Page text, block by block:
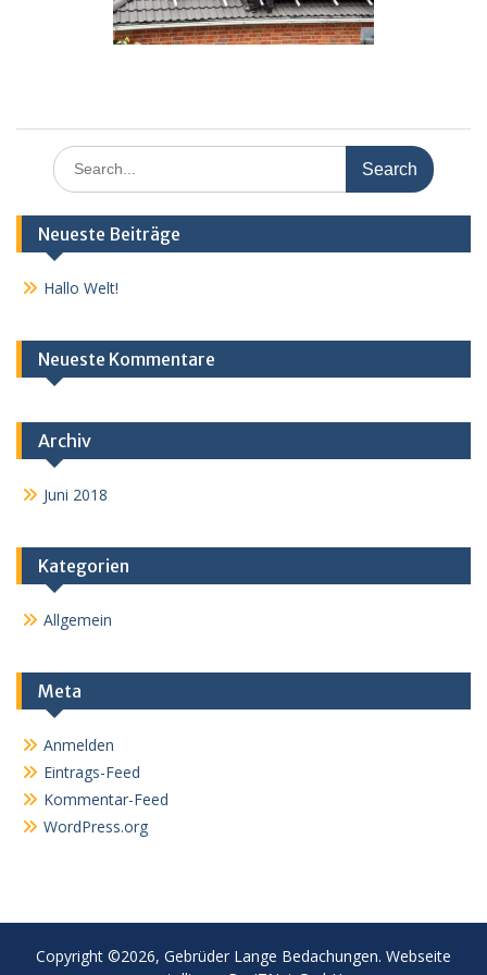
Search
for:
Neueste Beiträge
Hallo Welt!
Neueste Kommentare
Archiv
Juni 2018
Kategorien
Allgemein
Meta
Anmelden
Eintrags-Feed
Kommentar-Feed
WordPress.org
Copyright ©2026, Gebrüder Lange Bedachungen. Webseite